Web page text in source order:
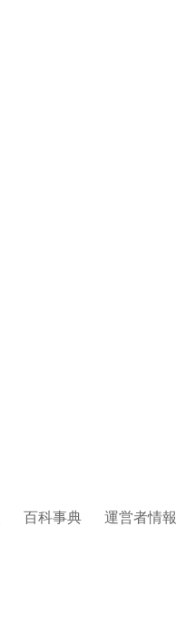
百科事典 運営者情報